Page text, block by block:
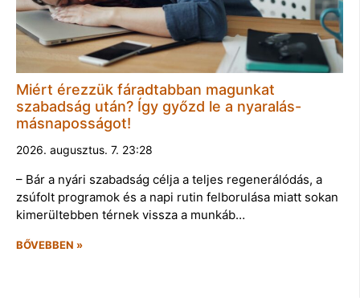
Miért érezzük fáradtabban magunkat
szabadság után? Így győzd le a nyaralás-
másnaposságot!
2026. augusztus. 7. 23:28
– Bár a nyári szabadság célja a teljes regenerálódás, a
zsúfolt programok és a napi rutin felborulása miatt sokan
kimerültebben térnek vissza a munkáb…
BŐVEBBEN »